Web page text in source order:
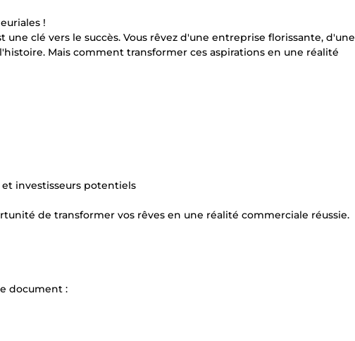
!
clé vers le succès. Vous rêvez d'une entreprise florissante, d'une
Mais comment transformer ces aspirations en une réalité
investisseurs potentiels
de transformer vos rêves en une réalité commerciale réussie.
document :